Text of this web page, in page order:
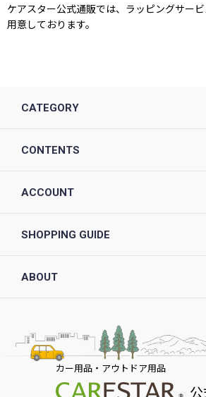
ケアスター公式通販では、ラッピングサー
用意しております。
CATEGORY
CONTENTS
ACCOUNT
SHOPPING GUIDE
ABOUT
カー用品・アウトドア用品